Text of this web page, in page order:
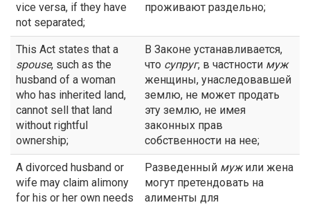
vice versa, if they have
not separated;
проживают раздельно;
This Act states that a
spouse, such as the
husband of a woman
who has inherited land,
cannot sell that land
without rightful
ownership;
В Законе устанавливается,
что супруг, в частности муж
женщины, унаследовавшей
землю, не может продать
эту землю, не имея
законных прав
собственности на нее;
A divorced husband or
wife may claim alimony
for his or her own needs
Разведенный мужили жена
могут претендовать на
алименты для